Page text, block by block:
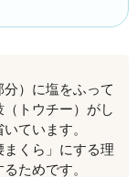
）に塩をふって
トウチー）がし
ています。
くら」にする理
ためです。